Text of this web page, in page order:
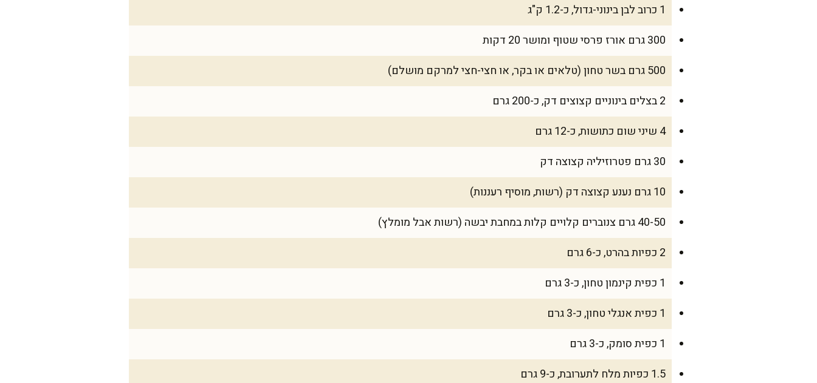
1 כרוב לבן בינוני-גדול, כ-1.2 ק"ג
300 גרם אורז פרסי שטוף ומושר 20 דקות
500 גרם בשר טחון (טלאים או בקר, או חצי-חצי למרקם מושלם)
2 בצלים בינוניים קצוצים דק, כ-200 גרם
4 שיני שום כתושות, כ-12 גרם
30 גרם פטרוזיליה קצוצה דק
10 גרם נענע קצוצה דק (רשות, מוסיף רעננות)
40-50 גרם צנוברים קלויים קלות במחבת יבשה (רשות אבל מומלץ)
2 כפיות בהרט, כ-6 גרם
1 כפית קינמון טחון, כ-3 גרם
1 כפית אנגלי טחון, כ-3 גרם
1 כפית סומק, כ-3 גרם
1.5 כפיות מלח לתערובת, כ-9 גרם